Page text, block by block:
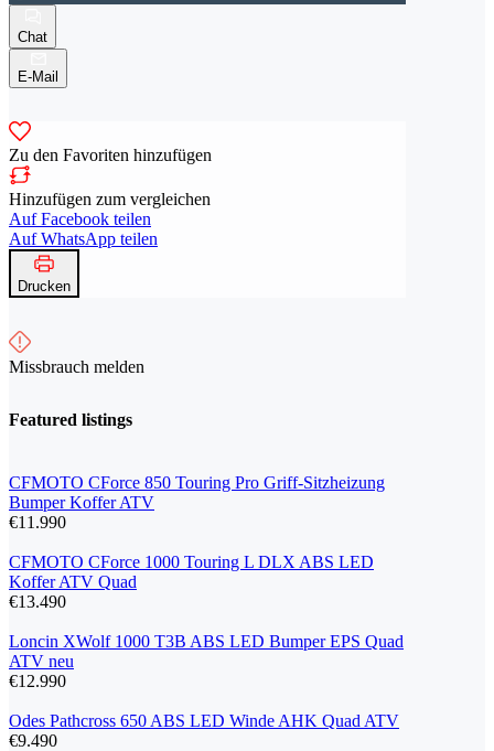
Chat
E-Mail
Zu den Favoriten hinzufügen
Hinzufügen zum vergleichen
Auf Facebook teilen
Auf WhatsApp teilen
Drucken
Missbrauch melden
Featured listings
CFMOTO CForce 850 Touring Pro Griff-Sitzheizung
Bumper Koffer ATV
€11.990
CFMOTO CForce 1000 Touring L DLX ABS LED
Koffer ATV Quad
€13.490
Loncin XWolf 1000 T3B ABS LED Bumper EPS Quad
ATV neu
€12.990
Odes Pathcross 650 ABS LED Winde AHK Quad ATV
€9.490